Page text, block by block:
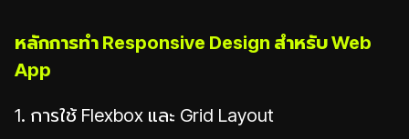
หลักการทำ Responsive Design สำหรับ Web
App
1. การใช้ Flexbox และ Grid Layout